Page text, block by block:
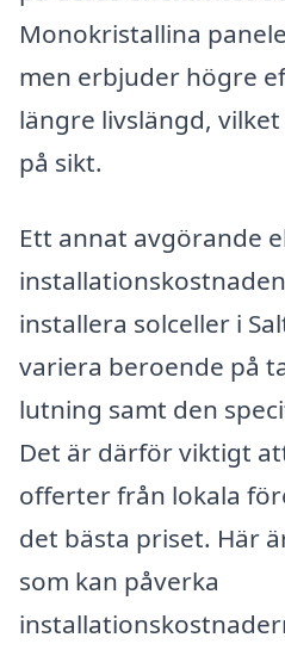
Monokristallina
men erbjuder högre
längre livslängd,
på sikt.
Ett annat avgörande
installera solceller i
variera beroende på
lutning samt den
Det är därför viktigt
offerter från lokala
det bästa priset. Här
som kan påverka